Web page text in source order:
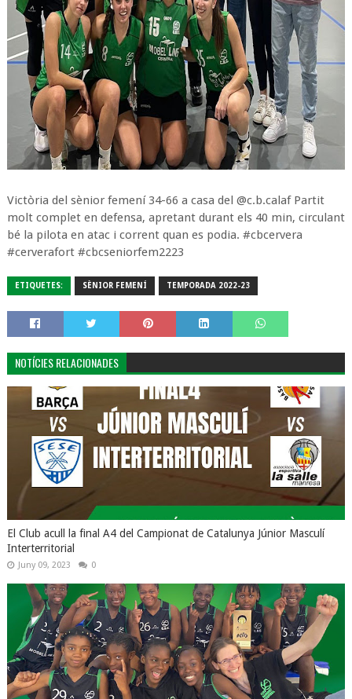
Victòria del sènior femení 34-66 a casa del @c.b.calaf Partit
molt complet en defensa, apretant durant els 40 min, circulant
bé la pilota en atac i corrent quan es podia. #cbcervera
#cerverafort #cbcseniorfem2223
ETIQUETES: SÈNIOR FEMENÍ TEMPORADA 2022-23
NOTÍCIES RELACIONADES
El Club acull la final A4 del Campionat de Catalunya Júnior Masculí
Interterritorial
Juny 09, 2023 0